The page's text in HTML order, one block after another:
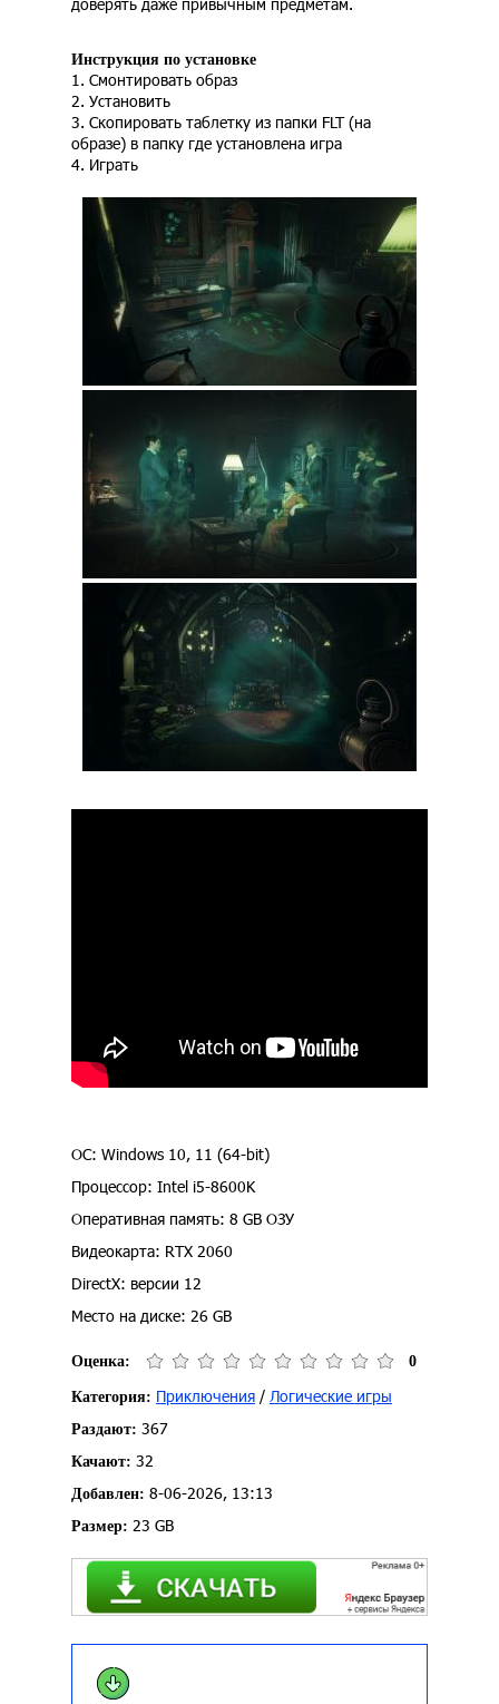
Инструкция по установке
1. Смонтировать образ
2. Установить
3. Скопировать таблетку из папки FLT (на
образе) в папку где установлена игра
4. Играть
ОС: Windows 10, 11 (64-bit)
Процессор: Intel i5-8600K
Оперативная память: 8 GB ОЗУ
Видеокарта: RTX 2060
DirectX: версии 12
Место на диске: 26 GB
Оценка: 0
Категория: Приключения / Логические игры
Раздают: 367
Качают: 32
Добавлен: 8-06-2026, 13:13
Размер: 23 GB